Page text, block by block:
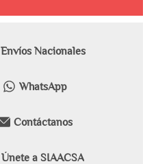
Envíos Nacionales
WhatsApp
Contáctanos
Únete a SIAACSA